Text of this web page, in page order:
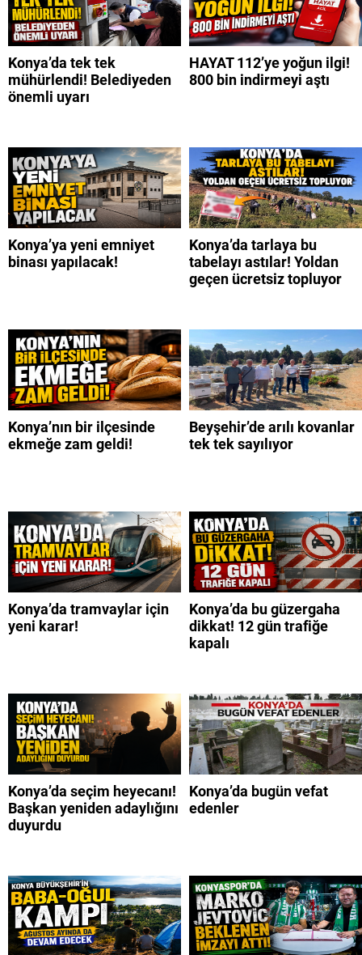
Konya’da tek tek
mühürlendi! Belediyeden
önemli uyarı
HAYAT 112’ye yoğun ilgi!
800 bin indirmeyi aştı
Konya’ya yeni emniyet
binası yapılacak!
Konya’da tarlaya bu
tabelayı astılar! Yoldan
geçen ücretsiz topluyor
Konya’nın bir ilçesinde
ekmeğe zam geldi!
Beyşehir’de arılı kovanlar
tek tek sayılıyor
Konya’da tramvaylar için
yeni karar!
Konya’da bu güzergaha
dikkat! 12 gün trafiğe
kapalı
Konya’da seçim heyecanı!
Başkan yeniden adaylığını
duyurdu
Konya’da bugün vefat
edenler